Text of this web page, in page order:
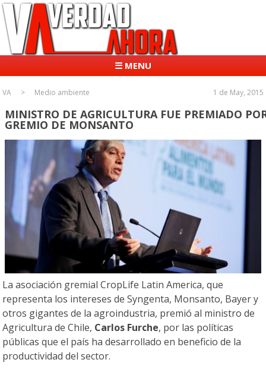
☰ MENU
VA Medio ambiente 1 de May, 2015
MINISTRO DE AGRICULTURA FUE PREMIADO
GREMIO DE MONSANTO
La asociación gremial CropLife Latin America, que
representa los intereses de Syngenta, Monsanto, Bayer y
otros gigantes de la agroindustria, premió al ministro de
Agricultura de Chile, Carlos Furche, por las políticas
públicas que el país ha desarrollado en beneficio de la
productividad del sector.